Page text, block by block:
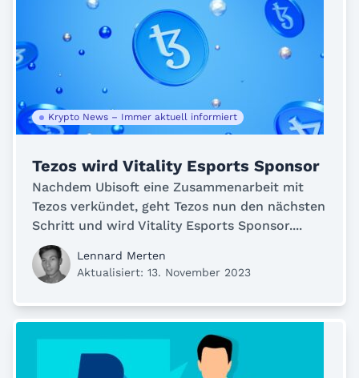
Krypto News – Immer aktuell informiert
Tezos wird Vitality Esports Sponsor
Nachdem Ubisoft eine Zusammenarbeit mit
Tezos verkündet, geht Tezos nun den nächsten
Schritt und wird Vitality Esports Sponsor....
Lennard Merten
Aktualisiert: 13. November 2023